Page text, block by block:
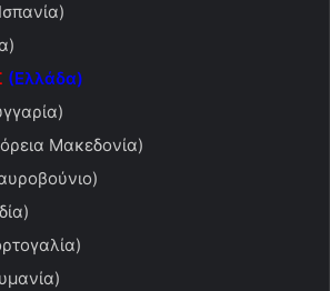
(Ελλάδα)
Μακεδονία)